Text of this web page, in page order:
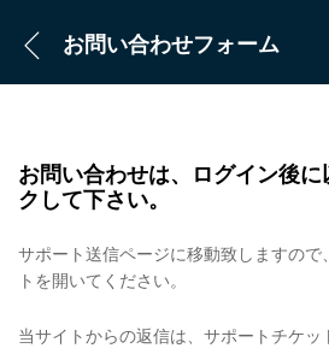
お問い合わせフォーム
お問い合わせは、ログイン後
クして下さい。
サポート送信ページに移動致しますので
トを開いてください。
当サイトからの返信は、サポートチケ